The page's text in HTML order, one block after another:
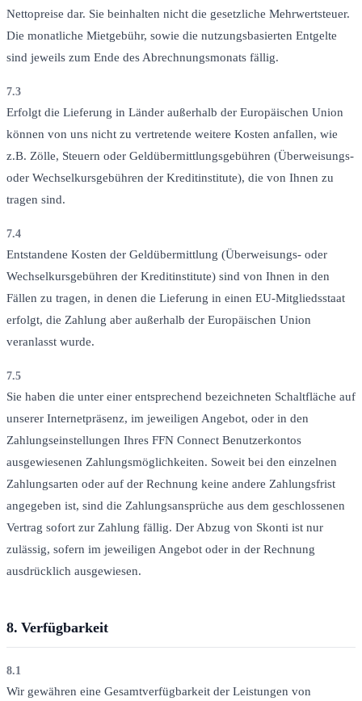
Nettopreise dar. Sie beinhalten nicht die gesetzliche Mehrwertsteuer.
Die monatliche Mietgebühr, sowie die nutzungsbasierten Entgelte
sind jeweils zum Ende des Abrechnungsmonats fällig.
7.3
Erfolgt die Lieferung in Länder außerhalb der Europäischen Union
können von uns nicht zu vertretende weitere Kosten anfallen, wie
z.B. Zölle, Steuern oder Geldübermittlungsgebühren (Überweisungs-
oder Wechselkursgebühren der Kreditinstitute), die von Ihnen zu
tragen sind.
7.4
Entstandene Kosten der Geldübermittlung (Überweisungs- oder
Wechselkursgebühren der Kreditinstitute) sind von Ihnen in den
Fällen zu tragen, in denen die Lieferung in einen EU-Mitgliedsstaat
erfolgt, die Zahlung aber außerhalb der Europäischen Union
veranlasst wurde.
7.5
Sie haben die unter einer entsprechend bezeichneten Schaltfläche auf
unserer Internetpräsenz, im jeweiligen Angebot, oder in den
Zahlungseinstellungen Ihres FFN Connect Benutzerkontos
ausgewiesenen Zahlungsmöglichkeiten. Soweit bei den einzelnen
Zahlungsarten oder auf der Rechnung keine andere Zahlungsfrist
angegeben ist, sind die Zahlungsansprüche aus dem geschlossenen
Vertrag sofort zur Zahlung fällig. Der Abzug von Skonti ist nur
zulässig, sofern im jeweiligen Angebot oder in der Rechnung
ausdrücklich ausgewiesen.
8. Verfügbarkeit
8.1
Wir gewähren eine Gesamtverfügbarkeit der Leistungen von